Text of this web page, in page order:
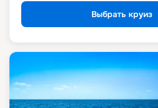
Выбрать круиз